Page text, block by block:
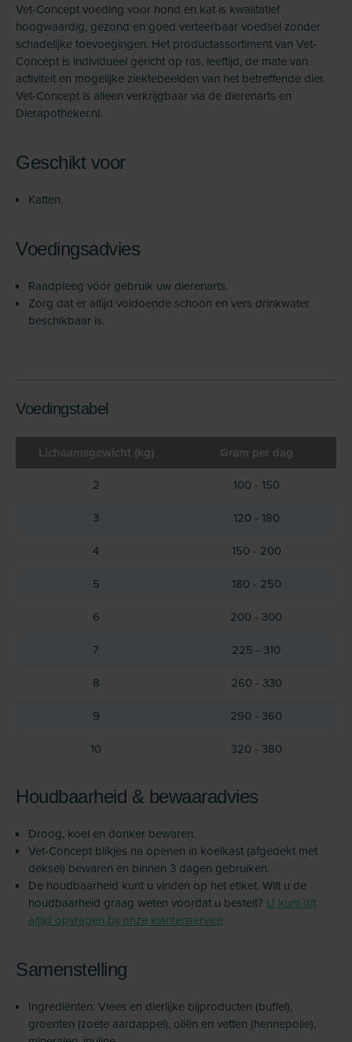
Vet-Concept voeding voor hond en kat is kwalitatief
hoogwaardig, gezond en goed verteerbaar voedsel zonder
schadelijke toevoegingen. Het productassortiment van Vet-
Concept is individueel gericht op ras, leeftijd, de mate van
activiteit en mogelijke ziektebeelden van het betreffende dier.
Vet-Concept is alleen verkrijgbaar via de dierenarts en
Dierapotheker.nl.
Geschikt voor
Katten.
Voedingsadvies
Raadpleeg vóór gebruik uw dierenarts.
Zorg dat er altijd voldoende schoon en vers drinkwater
beschikbaar is.
Voedingstabel
Lichaamsgewicht (kg) Gram per dag
2
100 - 150
3
120 - 180
4
150 - 200
5
180 - 250
6
200 - 300
7
225 - 310
8
260 - 330
9
290 - 360
10
320 - 380
Houdbaarheid & bewaaradvies
Droog, koel en donker bewaren.
Vet-Concept blikjes na openen in koelkast (afgedekt met
deksel) bewaren en binnen 3 dagen gebruiken.
De houdbaarheid kunt u vinden op het etiket. Wilt u de
houdbaarheid graag weten voordat u bestelt? U kunt dit
altijd opvragen bij onze klantenservice.
Samenstelling
Ingrediënten: Vlees en dierlijke bijproducten (buffel),
groenten (zoete aardappel), oliën en vetten (hennepolie),